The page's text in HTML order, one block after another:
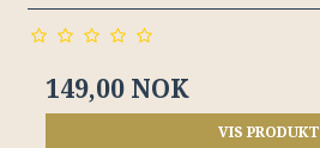
149,00 NOK
VIS PRODUKT